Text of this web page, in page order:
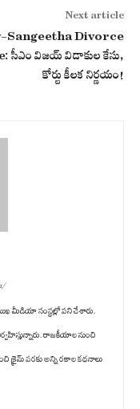
Next article
Divorce
సీఎం విజయ్‌ విడాకుల కేసు,
కోర్టు కీలక నిర్ణయం!
మీడియా సంస్థల్లో పని చేశారు.
రాజకీయాల నుంచి
క్రైమ్ వరకు అన్ని రకాల కథనాలు